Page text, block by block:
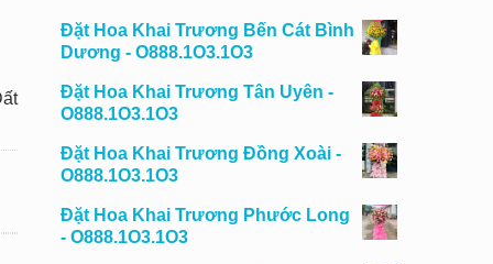
Đặt Hoa Khai Trương Bến Cát Bình
Dương - O888.1O3.1O3
Đặt Hoa Khai Trương Tân Uyên -
O888.1O3.1O3
Đặt Hoa Khai Trương Đồng Xoài -
O888.1O3.1O3
Đặt Hoa Khai Trương Phước Long
- O888.1O3.1O3